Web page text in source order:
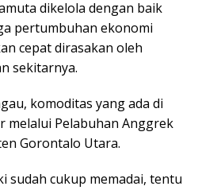
dikelola dengan baik
pertumbuhan ekonomi
cepat dirasakan oleh
sekitarnya.
komoditas yang ada di
melalui Pelabuhan Anggrek
Gorontalo Utara.
sudah cukup memadai, tentu